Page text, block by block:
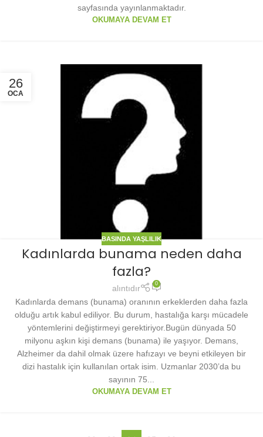
sayfasında yayınlanmaktadır.
OKUMAYA DEVAM ET
26
OCA
BASINDA YAŞLILIK
Kadınlarda bunama neden daha
fazla?
alıntıdır 0
Kadınlarda demans (bunama) oranının erkeklerden daha fazla
olduğu artık kabul ediliyor. Bu durum, hastalığa karşı mücadele
yöntemlerini değiştirmeyi gerektiriyor.Bugün dünyada 50
milyonu aşkın kişi demans (bunama) ile yaşıyor. Demans,
Alzheimer da dahil olmak üzere hafızayı ve beyni etkileyen bir
dizi hastalık için kullanılan ortak isim. Uzmanlar 2030’da bu
sayının 75...
OKUMAYA DEVAM ET